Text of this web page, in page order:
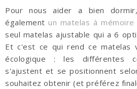
Pour nous aider a bien
également un matelas à
seul matelas ajustable qui a 6
Et c'est ce qui rend ce matelas
écologique : les différentes
s'ajustent et se positionnent
souhaitez obtenir (et préférez